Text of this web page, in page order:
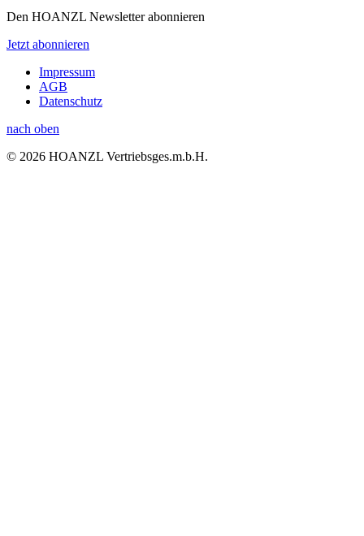
Den HOANZL Newsletter abonnieren
Jetzt abonnieren
Impressum
AGB
Datenschutz
nach oben
© 2026 HOANZL Vertriebsges.m.b.H.